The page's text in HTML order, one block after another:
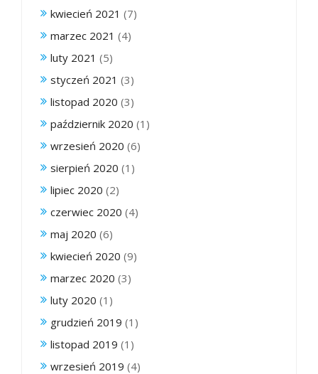
kwiecień 2021 (7)
marzec 2021 (4)
luty 2021 (5)
styczeń 2021 (3)
listopad 2020 (3)
październik 2020 (1)
wrzesień 2020 (6)
sierpień 2020 (1)
lipiec 2020 (2)
czerwiec 2020 (4)
maj 2020 (6)
kwiecień 2020 (9)
marzec 2020 (3)
luty 2020 (1)
grudzień 2019 (1)
listopad 2019 (1)
wrzesień 2019 (4)